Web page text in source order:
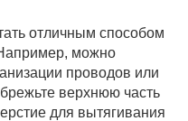
отличным способом
можно
проводов или
верхнюю часть
для вытягивания